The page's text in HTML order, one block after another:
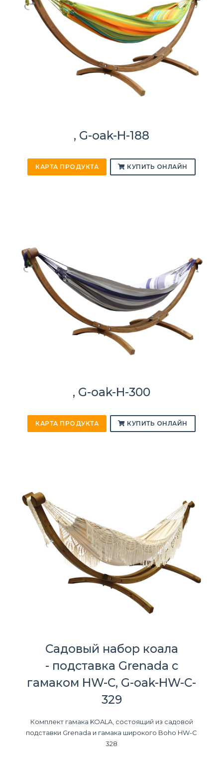
, G-oak-H-188
КАРТА ПРОДУКТА КУПИТЬ ОНЛАЙН
, G-oak-H-300
КАРТА ПРОДУКТА КУПИТЬ ОНЛАЙН
Садовый набор коала
- подставка Grenada с
гамаком HW-C, G-oak-HW-C-
329
Комплект гамака KOALA, состоящий из садовой
подставки Grenada и гамака широкого Boho HW-C
328